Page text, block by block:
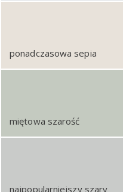
ponadczasowa sepia
miętowa szarość
najpopularniejszy szary